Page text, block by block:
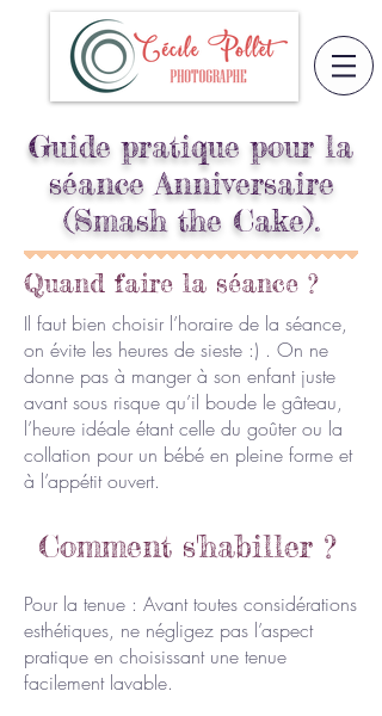
Guide pratique pour la
séance Anniversaire
(Smash the Cake).
Quand faire la séance ?
Il faut bien choisir l’horaire de la séance,
on évite les heures de sieste :) . On ne
donne pas à manger à son enfant juste
avant sous risque qu’il boude le gâteau,
l’heure idéale étant celle du goûter ou la
collation pour un bébé en pleine forme et
à l’appétit ouvert.
Comment s'habiller ?
Pour la tenue : Avant toutes considérations
esthétiques, ne négligez pas l’aspect
pratique en choisissant une tenue
facilement lavable.